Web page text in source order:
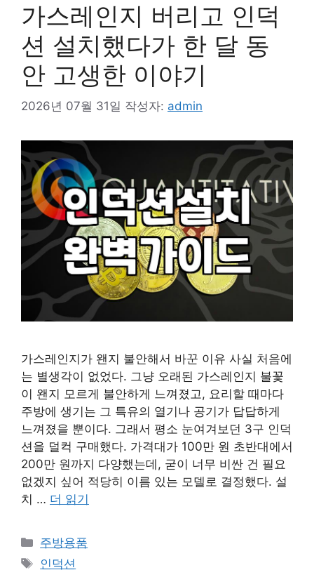
가스레인지 버리고 인덕
션 설치했다가 한 달 동
안 고생한 이야기
2026년 07월 31일 작성자: admin
가스레인지가 왠지 불안해서 바꾼 이유 사실 처음에
는 별생각이 없었다. 그냥 오래된 가스레인지 불꽃
이 왠지 모르게 불안하게 느껴졌고, 요리할 때마다
주방에 생기는 그 특유의 열기나 공기가 답답하게
느껴졌을 뿐이다. 그래서 평소 눈여겨보던 3구 인덕
션을 덜컥 구매했다. 가격대가 100만 원 초반대에서
200만 원까지 다양했는데, 굳이 너무 비싼 건 필요
없겠지 싶어 적당히 이름 있는 모델로 결정했다. 설
치 … 더 읽기
카
테
주방용품
태
인덕션